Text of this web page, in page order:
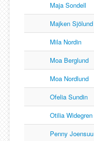
Maja Sondell
Majken Sjölund
Mila Nordin
Moa Berglund
Moa Nordlund
Ofelia Sundin
Otilia Widegren
Penny Joensuu